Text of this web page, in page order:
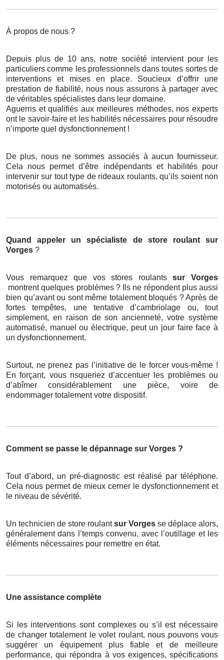
À propos de nous ?
Depuis plus de 10 ans, notre société intervient pour les
particuliers comme les professionnels dans toutes sortes de
interventions et mises en place. Soucieux d’offrir une
prestation de fiabilité, nous nous assurons à partager avec
de véritables spécialistes dans leur domaine.
Aguerris et qualifiés aux meilleures méthodes, nos experts
ont le savoir-faire et les habilités nécessaires pour résoudre
n’importe quel dysfonctionnement !
De plus, nous ne sommes associés à aucun fournisseur.
Cela nous permet d’être indépendants et habilités pour
intervenir sur tout type de rideaux roulants, qu’ils soient non
motorisés ou automatisés.
Quand appeler un spécialiste de store roulant
sur
Vorges ?
Vous remarquez que vos stores roulantssur Vorges
montrent quelques problèmes ? Ils ne répondent plus aussi
bien qu’avant ou sont même totalement bloqués ? Après de
fortes tempêtes, une tentative d’cambriolage ou, tout
simplement, en raison de son ancienneté, votre système
automatisé, manuel ou électrique, peut un jour faire face à
un dysfonctionnement.
Surtout, ne prenez pas l’initiative de le forcer vous-même !
En forçant, vous risqueriez d’accentuer les problèmes ou
d’abîmer considérablement une pièce, voire de
endommager totalement votre dispositif.
Comment se passe le dépannage sur Vorges ?
Tout d’abord, un pré-diagnostic est réalisé par téléphone.
Cela nous permet de mieux cerner le dysfonctionnement et
le niveau de sévérité.
Un technicien de store roulantsur Vorges se déplace alors,
généralement dans l’temps convenu, avec l’outillage et les
éléments nécessaires pour remettre en état.
Une assistance complète
Si les interventions sont complexes ou s’il est nécessaire
de changer totalement le volet roulant, nous pouvons vous
suggérer un équipement plus fiable et de meilleure
performance, qui répondra à vos exigences, spécifications